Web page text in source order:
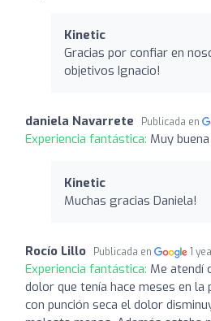
Kinetic
Gracias por confiar en
objetivos Ignacio!
daniela Navarrete Publicada en
Experiencia fantástica: Muy buena
Kinetic
Muchas gracias Daniela!
Rocío Lillo Publicada en 1
Experiencia fantástica: Me atendí
dolor que tenía hace meses en la
con punción seca el dolor